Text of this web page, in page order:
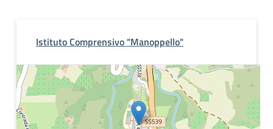
Istituto Comprensivo "Manoppello"